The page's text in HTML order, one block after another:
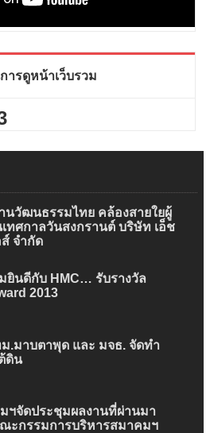
ารดูหน้าเว็บรวม
นวัฒนธรรมไทย คล้องสายใยผู้
เทศกาลวันสงกรานต์ บริษัท เอ็ช
จำกัด
ยินดีกับ HMC… รับรางวัล
2013
.มาบตาพุด และ มจธ. จัดทำ
ดิน
ฯจัดประชุมผลงานที่ผ่านมา
ะกรรมการบริหารสมาคมฯ